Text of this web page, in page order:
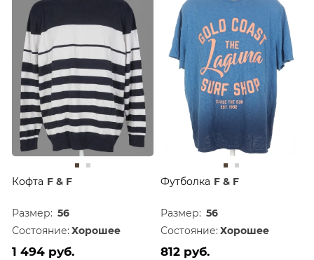
Кофта F & F
Размер: 56
Состояние: Хорошее
1 494 руб.
Футболка F & F
Размер: 56
Состояние: Хорошее
812 руб.